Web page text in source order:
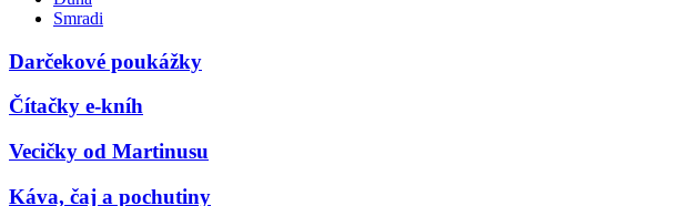
Smradi
Darčekové poukážky
Čítačky e-kníh
Vecičky od Martinusu
Káva, čaj a pochutiny